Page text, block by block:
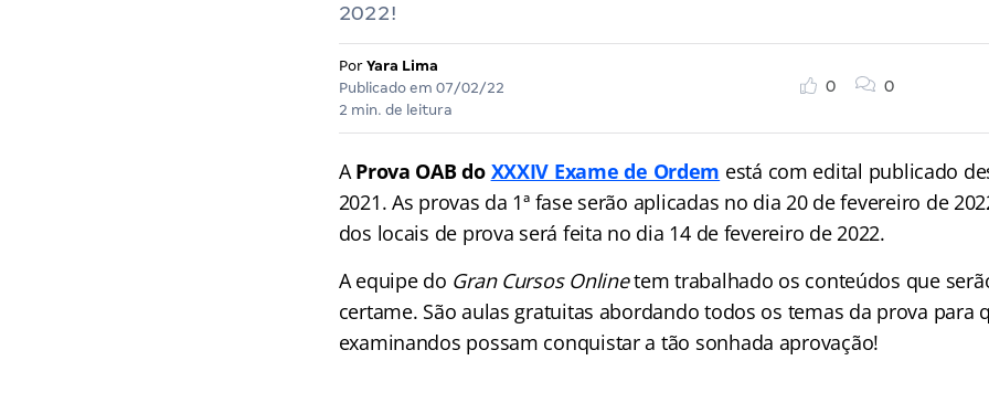
2022!
Por Yara Lima
Publicado em 07/02/22
2 min. de leitura
0 0
AProva OAB do XXXIV Exame de Ordem está com edital publicado
2021. As provas da 1ª fase serão aplicadas no dia 20 de fevereiro de
dos locais de prova será feita no dia 14 de fevereiro de 2022.
A equipe do Gran Cursos Onlinetem trabalhado os conteúdos que
certame. São aulas gratuitas abordando todos os temas da prova para
examinandos possam conquistar a tão sonhada aprovação!